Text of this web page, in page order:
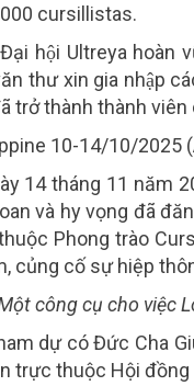
cursillistas.
hội Ultreya hoàn
thư xin gia nhập
trở thành thành
10-14/10/2025
14 tháng 11 năm
và hy vọng đã
Phong trào
củng cố sự hiệp
công cụ cho việc
dự có Đức Cha
trực thuộc Hội